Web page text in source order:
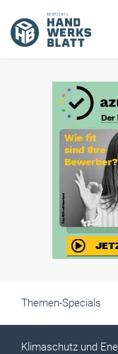
Themen-Specials
Klimaschutz und